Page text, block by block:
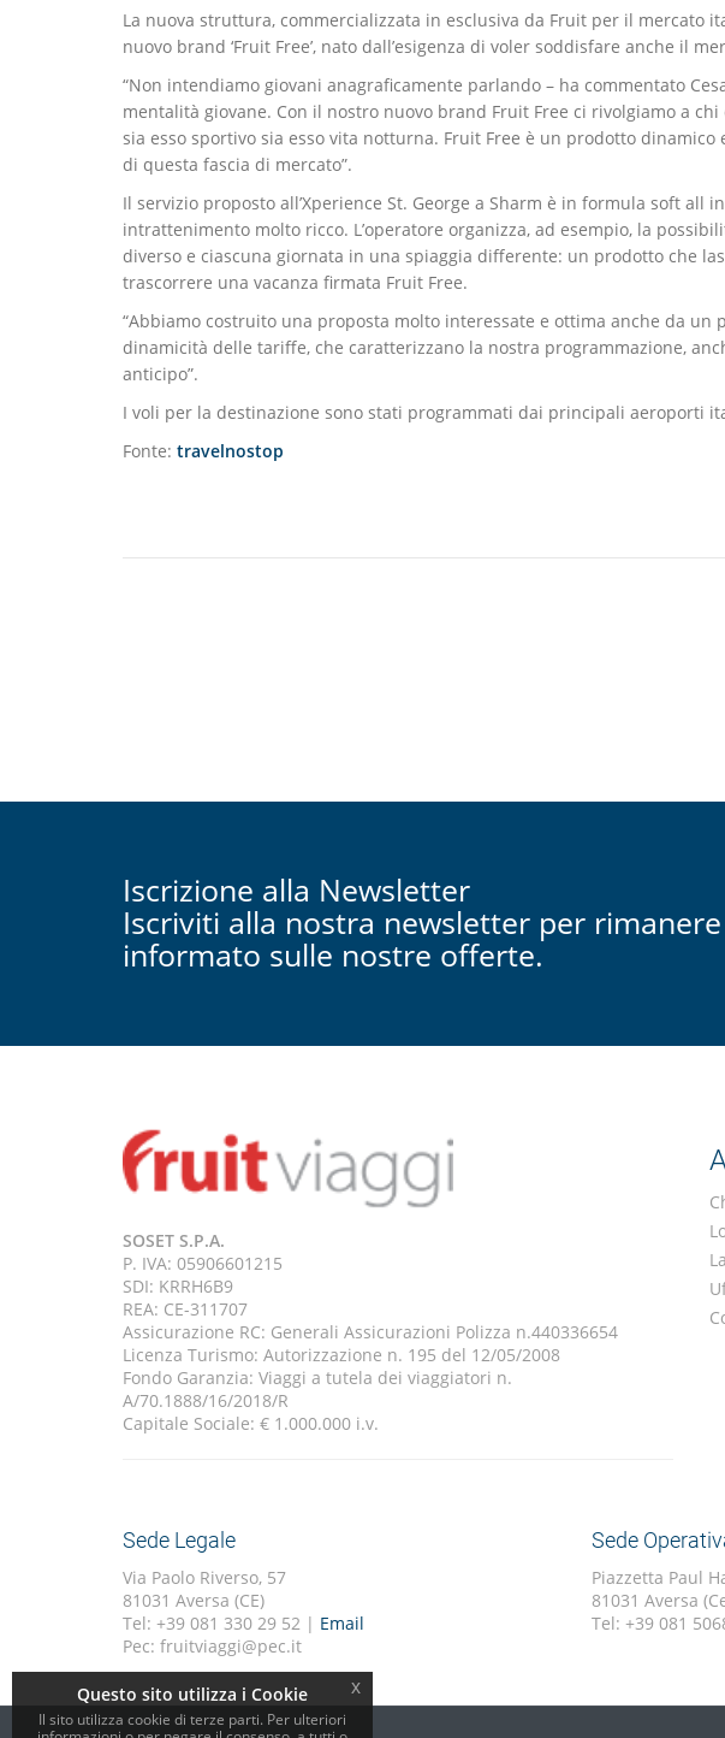
La nuova struttura, commercializzata in esclusiva da Fruit per il mercato
nuovo brand ‘Fruit Free’, nato dall’esigenza di voler soddisfare anche il
“Non intendiamo giovani anagraficamente parlando – ha commentato
mentalità giovane. Con il nostro nuovo brand Fruit Free ci rivolgiamo a
sia esso sportivo sia esso vita notturna. Fruit Free è un prodotto
di questa fascia di mercato”.
Il servizio proposto all’Xperience St. George a Sharm è in formula soft all
intrattenimento molto ricco. L’operatore organizza, ad esempio, la
diverso e ciascuna giornata in una spiaggia differente: un prodotto che
trascorrere una vacanza firmata Fruit Free.
“Abbiamo costruito una proposta molto interessate e ottima anche da un
dinamicità delle tariffe, che caratterizzano la nostra programmazione,
anticipo”.
I voli per la destinazione sono stati programmati dai principali aeroporti
Fonte: travelnostop
Iscrizione alla Newsletter
Iscriviti alla nostra newsletter per rimanere
informato sulle nostre offerte.
SOSET S.P.A.
P. IVA: 05906601215
SDI: KRRH6B9
REA: CE-311707
Assicurazione RC: Generali Assicurazioni Polizza n.440336654
Licenza Turismo: Autorizzazione n. 195 del 12/05/2008
Fondo Garanzia: Viaggi a tutela dei viaggiatori n.
A/70.1888/16/2018/R
Capitale Sociale: € 1.000.000 i.v.
Sede Legale
Via Paolo Riverso, 57
81031 Aversa (CE)
Tel: +39 081 330 29 52 | Email
Pec: fruitviaggi@pec.it
Sede
Piazzetta Paul
81031 Aversa
Tel: +39 081
Questo sito utilizza i Cookie
Il sito utilizza cookie di terze parti. Per ulteriori
x